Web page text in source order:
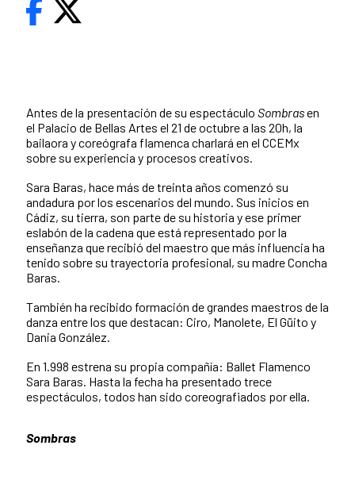
Antes de la presentación de su espectáculo Sombrasen
el Palacio de Bellas Artes el 21 de octubre a las 20h, la
bailaora y coreógrafa flamenca charlará en el CCEMx
sobre su experiencia y procesos creativos.
Sara Baras, hace más de treinta años comenzó su
andadura por los escenarios del mundo. Sus inicios en
Cádiz, su tierra, son parte de su historia y ese primer
eslabón de la cadena que está representado por la
enseñanza que recibió del maestro que más influencia ha
tenido sobre su trayectoria profesional, su madre Concha
Baras.
También ha recibido formación de grandes maestros de la
danza entre los que destacan: Ciro, Manolete, El Güito y
Dania González.
En 1.998 estrena su propia compañía: Ballet Flamenco
Sara Baras. Hasta la fecha ha presentado trece
espectáculos, todos han sido coreografiados por ella.
Sombras